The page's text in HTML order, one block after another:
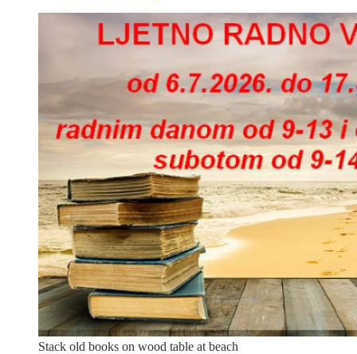
Stack old books on wood table at beach